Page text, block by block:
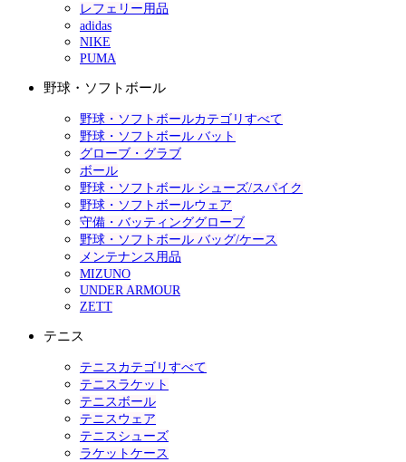
レフェリー用品
adidas
NIKE
PUMA
野球・ソフトボール
野球・ソフトボールカテゴリすべて
野球・ソフトボール バット
グローブ・グラブ
ボール
野球・ソフトボール シューズ/スパイク
野球・ソフトボールウェア
守備・バッティンググローブ
野球・ソフトボール バッグ/ケース
メンテナンス用品
MIZUNO
UNDER ARMOUR
ZETT
テニス
テニスカテゴリすべて
テニスラケット
テニスボール
テニスウェア
テニスシューズ
ラケットケース